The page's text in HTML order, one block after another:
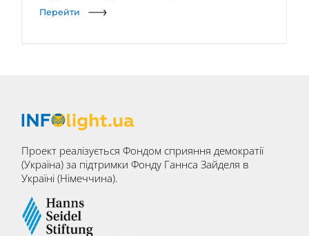
Перейти
Проект реалізується Фондом сприяння демократії
(Україна) за підтримки Фонду Ганнса Зайделя в
Україні (Німеччина).